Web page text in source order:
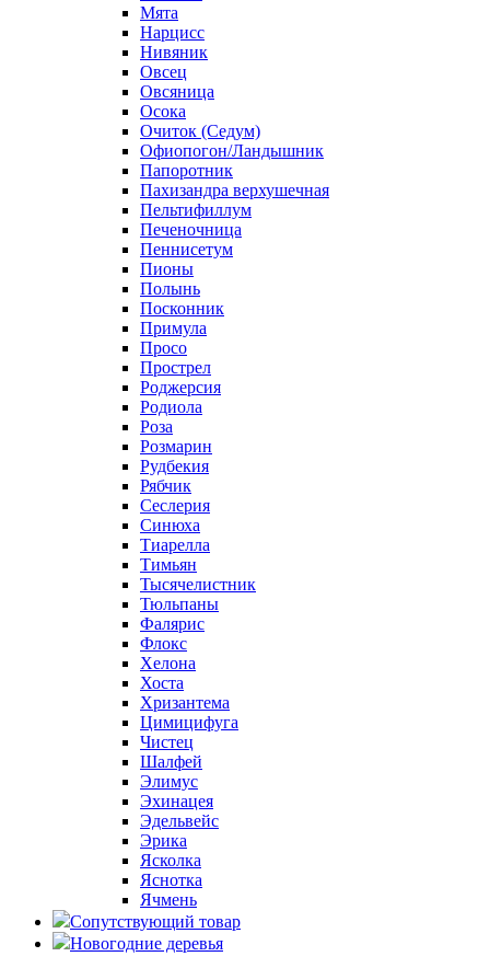
Мята
Нарцисс
Нивяник
Овсец
Овсяница
Осока
Очиток (Седум)
Офиопогон/Ландышник
Папоротник
Пахизандра верхушечная
Пельтифиллум
Печеночница
Пеннисетум
Пионы
Полынь
Посконник
Примула
Просо
Прострел
Роджерсия
Родиола
Роза
Розмарин
Рудбекия
Рябчик
Сеслерия
Синюха
Тиарелла
Тимьян
Тысячелистник
Тюльпаны
Фалярис
Флокс
Хелона
Хоста
Хризантема
Цимицифуга
Чистец
Шалфей
Элимус
Эхинацея
Эдельвейс
Эрика
Ясколка
Яснотка
Ячмень
Сопутствующий товар
Новогодние деревья